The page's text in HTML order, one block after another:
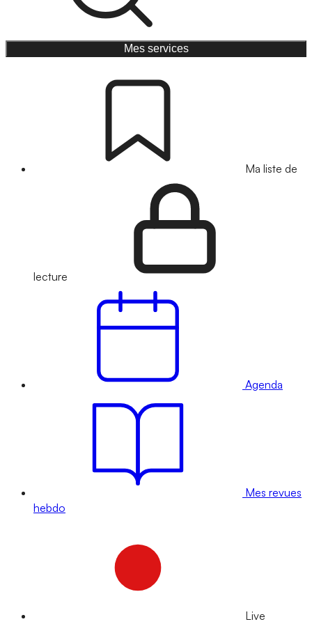
Mes services
Ma liste de
lecture
Agenda
Mes revues
hebdo
Live